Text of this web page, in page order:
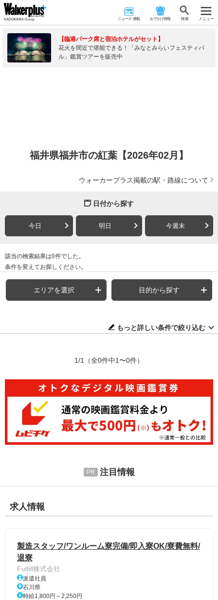
ニュース･連載 おでかけ情報 検 索 メニュー
【臨港パーク席と宿泊ホテルがセット】
花火を間近で堪能できる！「みなとみらいフェスティバ
ル」鑑賞ツアーを販売中
福井県福井市の紅葉【2026年02月】
ウォーカープラス掲載の駅・路線について
日付から探す
今日 明日 今週末
該当の検索結果は0件でした。
条件を変えてお探しください。
エリアを選択 目的から探す
もっと詳しい条件で絞り込む
1/1 （全0件中1〜0件）
注目情報
求人情報
製造スタッフ/ワンルーム寮完備/即入寮OK/寮費無料/
退寮
Fulfill株式会社
派遣社員
石川県
時給1,800円～2,250円